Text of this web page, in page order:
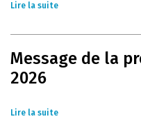
Lire la suite
Message de la
2026
Lire la suite